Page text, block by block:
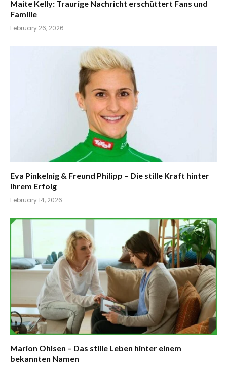
Maite Kelly: Traurige Nachricht erschüttert Fans und
Familie
February 26, 2026
Eva Pinkelnig & Freund Philipp – Die stille Kraft hinter
ihrem Erfolg
February 14, 2026
Marion Ohlsen – Das stille Leben hinter einem
bekannten Namen